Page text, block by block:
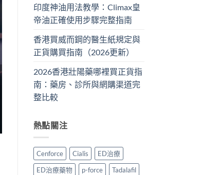
印度神油用法教學：Climax皇
帝油正確使用步驟完整指南
香港買威而鋼的醫生紙規定與
正貨購買指南（2026更新）
2026香港壯陽藥哪裡買正貨指
南：藥房、診所與網購渠道完
整比較
熱點關注
Cenforce Cialis
ED治療
ED治療藥物
p-force
Tadalafil